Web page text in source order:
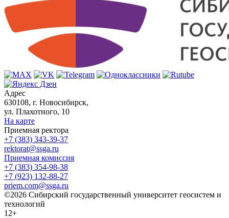
Адрес
630108, г. Новосибирск,
ул. Плахотного, 10
На карте
Приемная ректора
+7 (383) 343-39-37
rektorat@ssga.ru
Приемная комиссия
+7 (383) 354-98-38
+7 (923) 132-88-27
priem.com@ssga.ru
©2026 Сибирский государственный университет геосистем и
технологий
12+